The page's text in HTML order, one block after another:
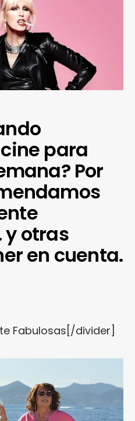
para
Por
y otras
en cuenta.
Fabulosas[/divider]